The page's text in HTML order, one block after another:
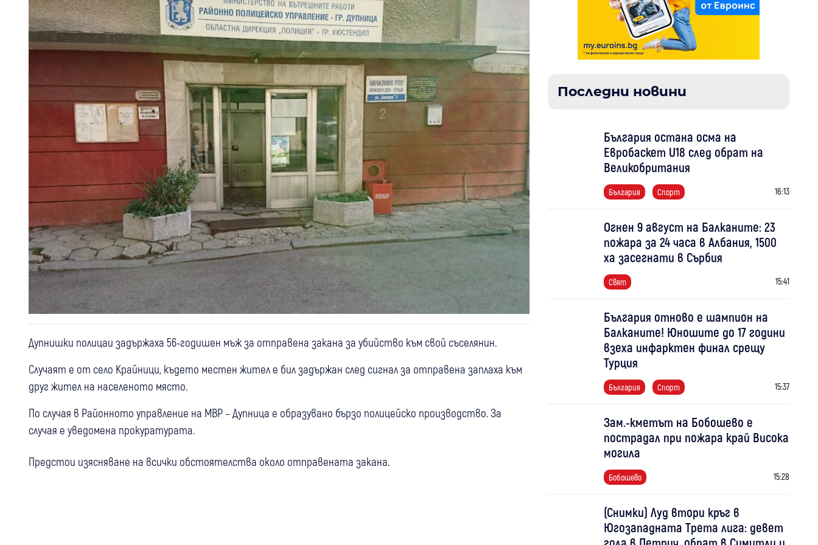
Дупнишки полицаи задържаха 56-годишен мъж за отправена закана за убийство към свой съселянин.
Случаят е от село Крайници, където местен жител е бил задържан след сигнал за отправена заплаха към
друг жител на населеното място.
По случая в Районното управление на МВР – Дупница е образувано бързо полицейско производство. За
случая е уведомена прокуратурата.
Предстои изясняване на всички обстоятелства около отправената закана.
Последни новини
България остана осма на
Евробаскет U18 след обрат на
Великобритания
България Спорт 16:13
Огнен 9 август на Балканите: 23
пожара за 24 часа в Албания, 1500
ха засегнати в Сърбия
Свят 15:41
България отново е шампион на
Балканите! Юношите до 17 години
взеха инфарктен финал срещу
Турция
България Спорт 15:37
Зам.-кметът на Бобошево е
пострадал при пожара край Висока
могила
Бобошево 15:28
(Снимки) Луд втори кръг в
Югозападната Трета лига: девет